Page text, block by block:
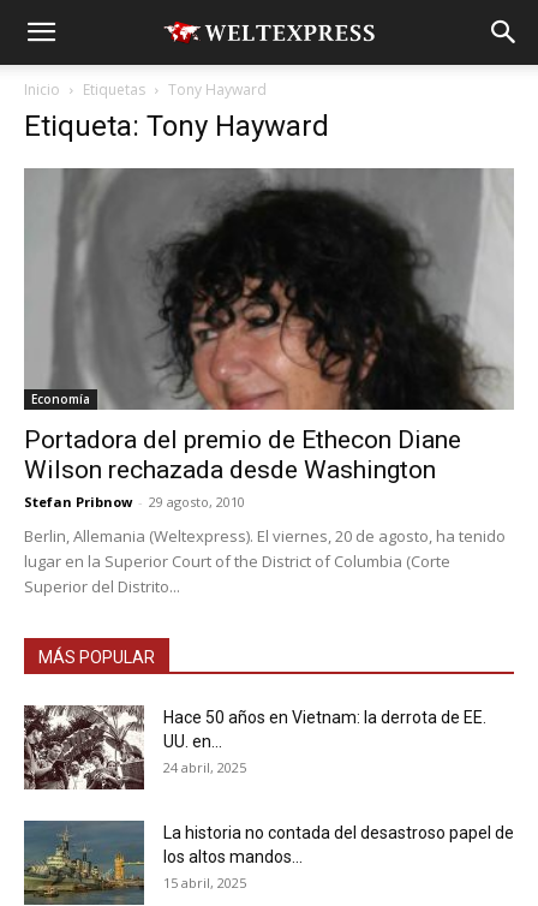
Inicio Etiquetas Tony Hayward
Etiqueta: Tony Hayward
Economía
Portadora del premio de Ethecon Diane
Wilson rechazada desde Washington
Stefan Pribnow - 29 agosto, 2010
Berlin, Allemania (Weltexpress). El viernes, 20 de agosto, ha tenido
lugar en la Superior Court of the District of Columbia (Corte
Superior del Distrito...
MÁS POPULAR
Hace 50 años en Vietnam: la derrota de EE.
UU. en...
24 abril, 2025
La historia no contada del desastroso papel de
los altos mandos...
15 abril, 2025